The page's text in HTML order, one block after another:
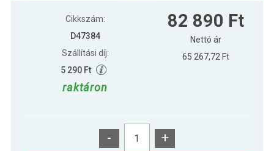
Cikkszám:
D47384
Szállítási díj:
5 290 Ft
raktáron
82 890 Ft
Nettó ár
65 267,72 Ft
- +